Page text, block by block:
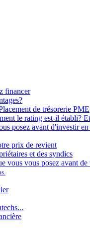
financer
de trésorerie PME
le rating est-il établi?
posez avant d'investir
prix de revient
et des syndics
vous vous posez avant